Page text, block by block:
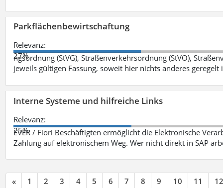
Parkflächenbewirtschaftung
Relevanz:
27%
ngsordnung (StVG), Straßenverkehrsordnung (StVO),
jeweils gültigen Fassung, soweit hier nichts anderes geregelt
Interne Systeme und hilfreiche Links
Relevanz:
25%
EVER / Fiori Beschäftigten ermöglicht die Elektronische
Zahlung auf elektronischem Weg. Wer nicht direkt in SAP
« 1 2 3 4 5 6 7 8 9 10 11 12